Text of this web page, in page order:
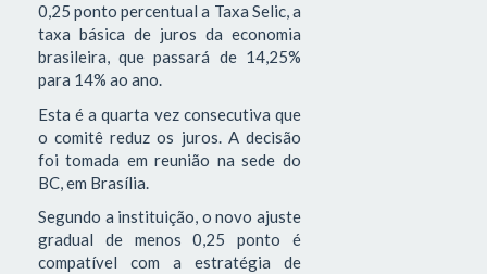
0,25 ponto percentual a Taxa Selic, a
taxa básica de juros da economia
brasileira, que passará de 14,25%
para 14% ao ano.
Esta é a quarta vez consecutiva que
o comitê reduz os juros. A decisão
foi tomada em reunião na sede do
BC, em Brasília.
Segundo a instituição, o novo ajuste
gradual de menos 0,25 ponto é
compatível com a estratégia de